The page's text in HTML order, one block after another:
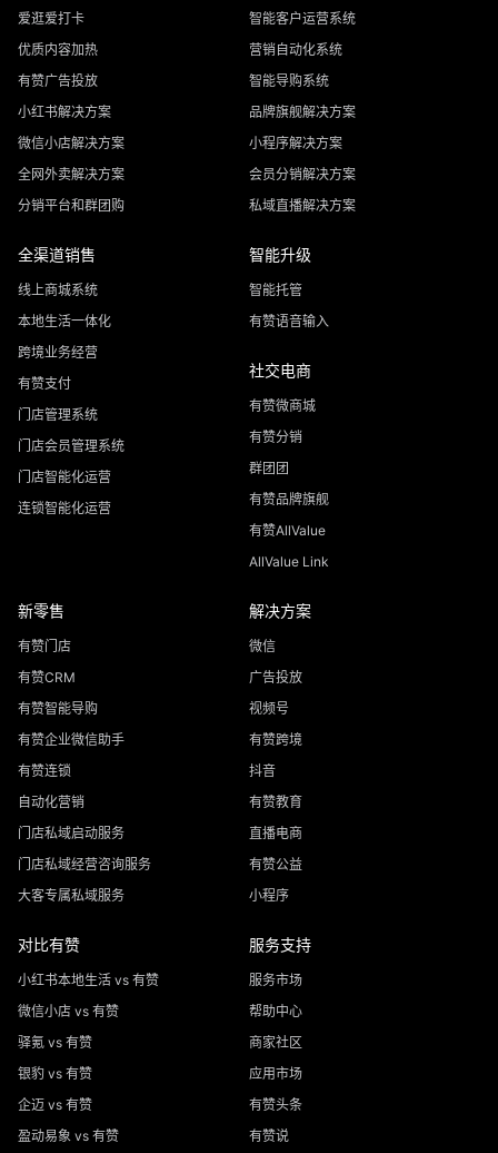
爱逛爱打卡
优质内容加热
有赞广告投放
小红书解决方案
微信小店解决方案
全网外卖解决方案
分销平台和群团购
智能客户运营系统
营销自动化系统
智能导购系统
品牌旗舰解决方案
小程序解决方案
会员分销解决方案
私域直播解决方案
全渠道销售
线上商城系统
本地生活一体化
跨境业务经营
有赞支付
门店管理系统
门店会员管理系统
门店智能化运营
连锁智能化运营
智能升级
智能托管
有赞语音输入
社交电商
有赞微商城
有赞分销
群团团
有赞品牌旗舰
有赞AllValue
AllValue Link
新零售
有赞门店
有赞CRM
有赞智能导购
有赞企业微信助手
有赞连锁
自动化营销
门店私域启动服务
门店私域经营咨询服务
大客专属私域服务
解决方案
微信
广告投放
视频号
有赞跨境
抖音
有赞教育
直播电商
有赞公益
小程序
对比有赞
小红书本地生活 vs 有赞
微信小店 vs 有赞
驿氪 vs 有赞
银豹 vs 有赞
企迈 vs 有赞
盈动易象 vs 有赞
服务支持
服务市场
帮助中心
商家社区
应用市场
有赞头条
有赞说